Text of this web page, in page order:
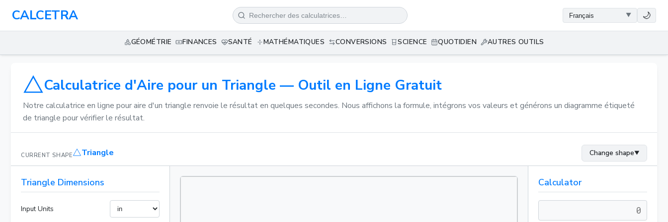
CALCETRA 🌙
GÉOMÉTRIE FINANCES SANTÉ MATHÉMATIQUES CONVERSIONS SCIENCE QUOTIDIEN AUTRES OUTILS
Calculatrice d'Aire pour un Triangle — Outil en Ligne Gratuit
Notre calculatrice en ligne pour aire d'un triangle renvoie le résultat en quelques secondes. Nous affichons la formule, intégrons vos valeurs et générons un diagramme étiqueté
de triangle pour vérifier le résultat.
CURRENT SHAPE Triangle Change shape▼
Triangle Dimensions
Input Units
Calculator